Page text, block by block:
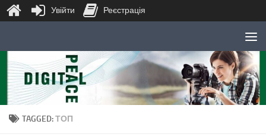
Skip to content
TAGGED:ТОП
Увійти Реєстрація